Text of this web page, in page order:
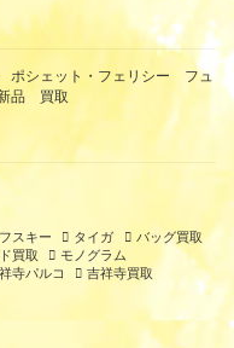
シェット・フェリシー フュ
品 買取
スキー タイガ
バッグ買取
買取
モノグラム
寺パルコ 吉祥寺買取